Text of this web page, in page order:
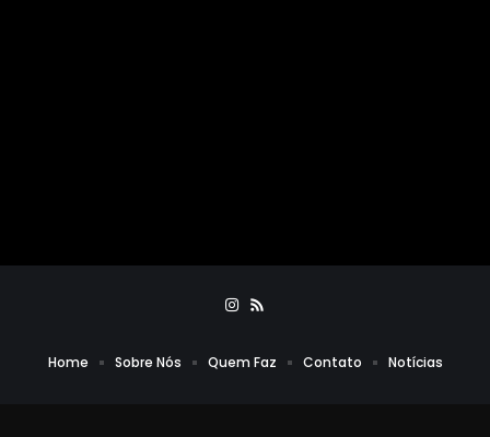
Home Sobre Nós Quem Faz Contato Notícias